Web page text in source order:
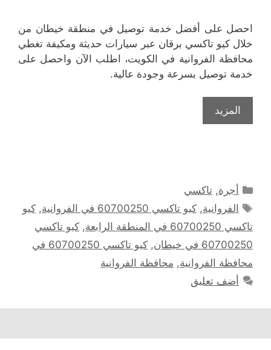
احصل على أفضل خدمة توصيل في منطقة خيطان من
خلال كيو تاكسي برقان عبر سيارات حديثة ومكيفة تغطي
محافظة الفروانية في الكويت، اطلب الآن واحصل على
خدمة توصيل بسرعة وجودة عالية.
المزيد
التصنيفات
أجرة,تاكسي
الوسوم
الفروانية,كيو تاكسي 60700250 في الفروانية ,كيو
تاكسي 60700250 في المنطقة الرابعة
, كيو تاكسي
60700250 في خيطان
,
كيو تاكسي 60700250 في
محافظة الفروانية, محافظة الفروانية
أضف تعليق